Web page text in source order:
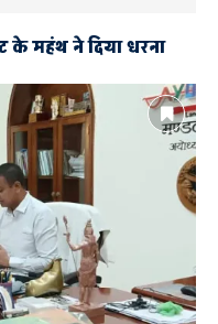
के महंथ ने दिया धरना